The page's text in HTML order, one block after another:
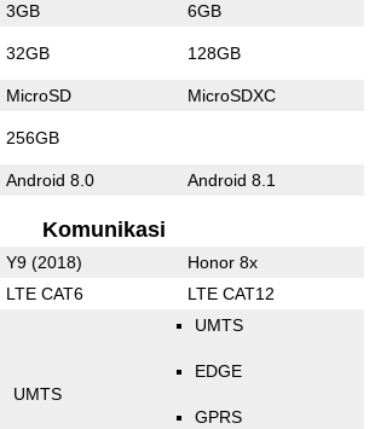
3GB 6GB
32GB 128GB
MicroSD MicroSDXC
256GB
Android 8.0 Android 8.1
Komunikasi
Y9 (2018) Honor 8x
LTE CAT6 LTE CAT12
UMTS
UMTS
EDGE
GPRS